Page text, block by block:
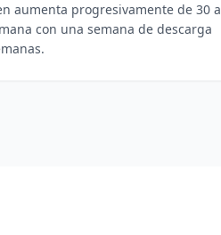
aumenta progresivamente de 30 a
con una semana de descarga